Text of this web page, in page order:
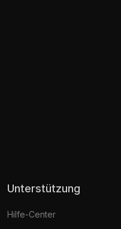
Unterstützung
Hilfe-Center